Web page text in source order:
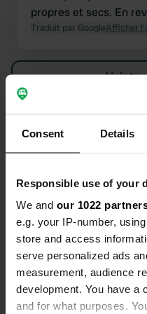
Consent Details
Responsible use of your
We and our 1022
e.g. your IP-number,
store and access
serve personalized ads
measurement, audience
development. You have a
and for what purposes.
propres et secs. En revanche,
certains
près du bord de l'eau,
même fermés à cause
Cependant, dans
toutefois que notre
Traduit par GoogleAfficher
Voir
Contact
Emplacement
Quai des Tourettes
66420, Le